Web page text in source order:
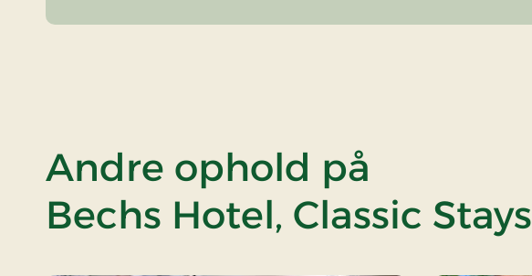
Andre ophold på
Bechs Hotel, Classic Stays